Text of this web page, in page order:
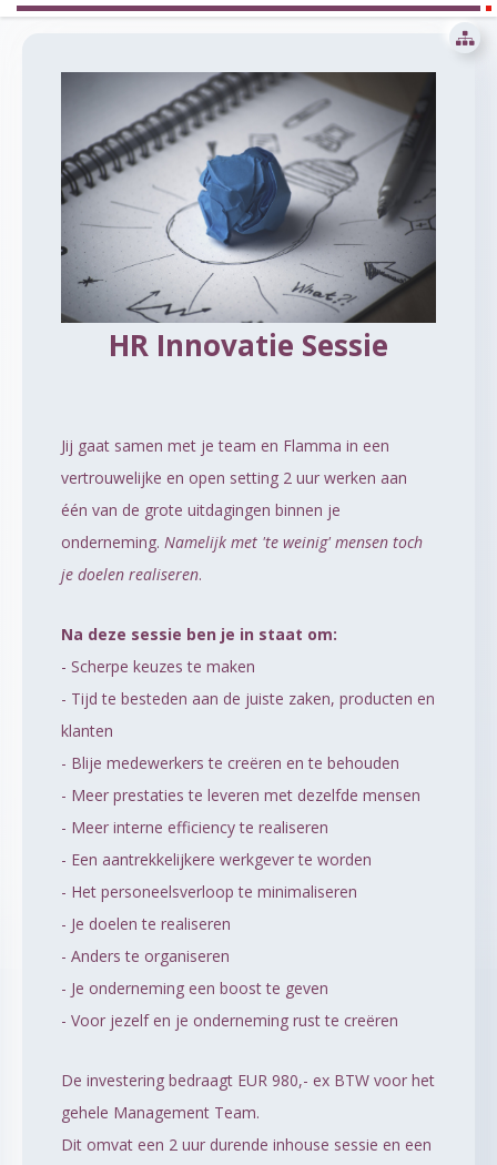
HR Innovatie Sessie
Jij gaat samen met je team en Flamma in een
vertrouwelijke en open setting 2 uur werken aan
één van de grote uitdagingen binnen je
onderneming. Namelijk met 'te weinig' mensen toch
je doelen realiseren.
Na deze sessie ben je in staat om:
- Scherpe keuzes te maken
- Tijd te besteden aan de juiste zaken, producten en
klanten
- Blije medewerkers te creëren en te behouden
- Meer prestaties te leveren met dezelfde mensen
- Meer interne efficiency te realiseren
- Een aantrekkelijkere werkgever te worden
- Het personeelsverloop te minimaliseren
- Je doelen te realiseren
- Anders te organiseren
- Je onderneming een boost te geven
- Voor jezelf en je onderneming rust te creëren
De investering bedraagt EUR 980,- ex BTW voor het
gehele Management Team.
Dit omvat een 2 uur durende inhouse sessie en een